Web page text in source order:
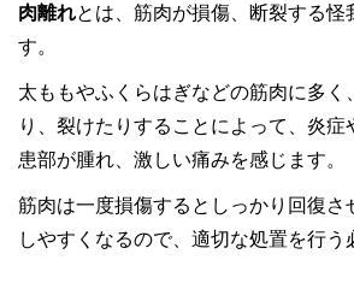
肉離れとは、筋肉が損傷、断裂する怪
す。
太ももやふくらはぎなどの筋肉に多く
り、裂けたりすることによって、炎症
患部が腫れ、激しい痛みを感じます。
筋肉は一度損傷するとしっかり回復さ
しやすくなるので、適切な処置を行う